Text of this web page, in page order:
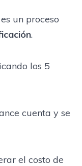
un proceso
.
los 5
cuenta y se
el costo de